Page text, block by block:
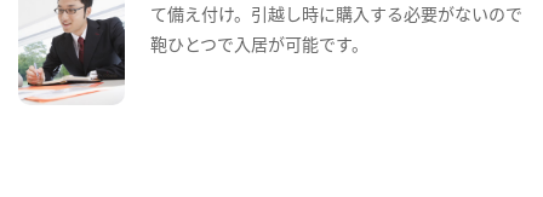
て備え付け。引越し時に購入する必要がないので
鞄ひとつで入居が可能です。